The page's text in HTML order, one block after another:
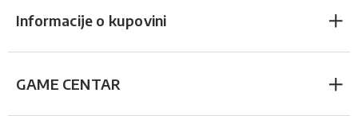
Informacije o kupovini
GAME CENTAR